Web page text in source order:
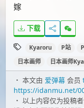
id=67261774
画师近期作品标签：